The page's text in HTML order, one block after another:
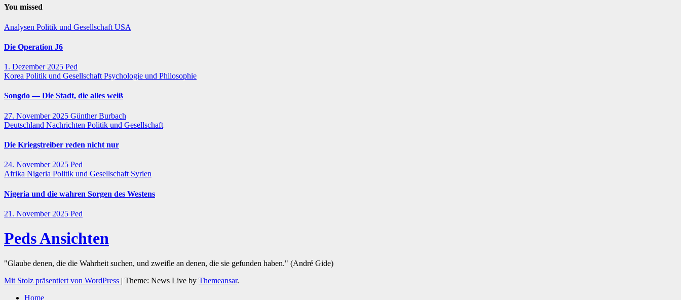
You missed
Analysen Politik und Gesellschaft USA
Die Operation J6
1. Dezember 2025 Ped
Korea Politik und Gesellschaft Psychologie und Philosophie
Songdo — Die Stadt, die alles weiß
27. November 2025 Günther Burbach
Deutschland Nachrichten Politik und Gesellschaft
Die Kriegstreiber reden nicht nur
24. November 2025 Ped
Afrika Nigeria Politik und Gesellschaft Syrien
Nigeria und die wahren Sorgen des Westens
21. November 2025 Ped
Peds Ansichten
"Glaube denen, die die Wahrheit suchen, und zweifle an denen, die sie gefunden haben." (André Gide)
Mit Stolz präsentiert von WordPress | Theme: News Live by Themeansar.
Home